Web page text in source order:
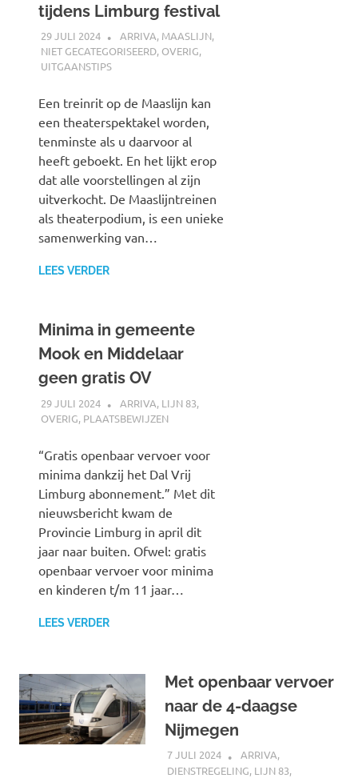
tijdens Limburg festival
29 JULI 2024 SPOORZOEKER
ARRIVA, MAASLIJN,
NIET GECATEGORISEERD, OVERIG,
UITGAANSTIPS
Een treinrit op de Maaslijn kan
een theaterspektakel worden,
tenminste als u daarvoor al
heeft geboekt. En het lijkt erop
dat alle voorstellingen al zijn
uitverkocht. De Maaslijntreinen
als theaterpodium, is een unieke
samenwerking van…
LEES VERDER
Minima in gemeente
Mook en Middelaar
geen gratis OV
29 JULI 2024 SPOORZOEKER
ARRIVA, LIJN 83,
OVERIG, PLAATSBEWIJZEN
“Gratis openbaar vervoer voor
minima dankzij het Dal Vrij
Limburg abonnement.” Met dit
nieuwsbericht kwam de
Provincie Limburg in april dit
jaar naar buiten. Ofwel: gratis
openbaar vervoer voor minima
en kinderen t/m 11 jaar…
LEES VERDER
Met openbaar vervoer
naar de 4-daagse
Nijmegen
7 JULI 2024 SPOORZOEKER
ARRIVA,
DIENSTREGELING, LIJN 83,